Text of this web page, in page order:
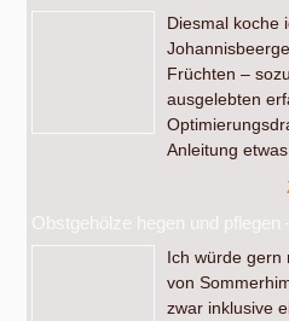
Diesmal koche
Früchten –
ausgelebten
Anleitung
Obstgehölze hegen und
Ich würde gern
von
zwar inklusive